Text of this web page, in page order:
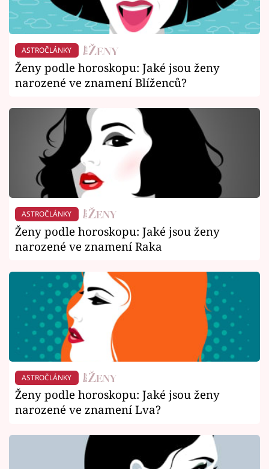
ASTROČLÁNKY
Ženy podle horoskopu: Jaké jsou ženy
narozené ve znamení Blíženců?
ASTROČLÁNKY
Ženy podle horoskopu: Jaké jsou ženy
narozené ve znamení Raka
ASTROČLÁNKY
Ženy podle horoskopu: Jaké jsou ženy
narozené ve znamení Lva?